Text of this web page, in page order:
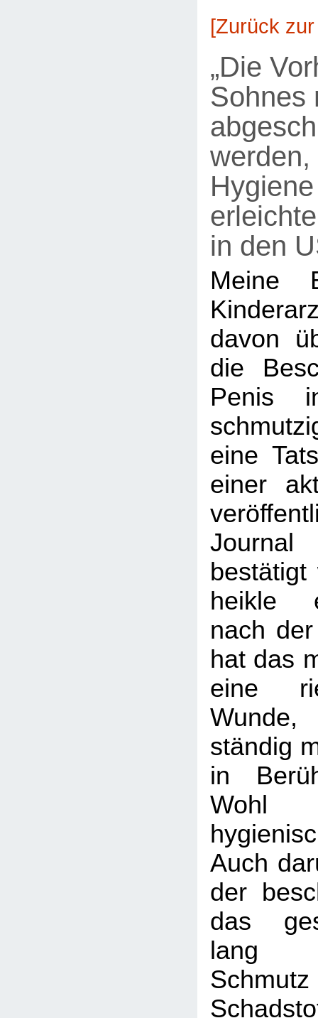
[Zurück
„Die
Sohnes
in den
Meine
davon
die
Penis
eine
einer
heikle
nach
hat das
eine
ständig
in
Wohl
Auch
der
das
lang